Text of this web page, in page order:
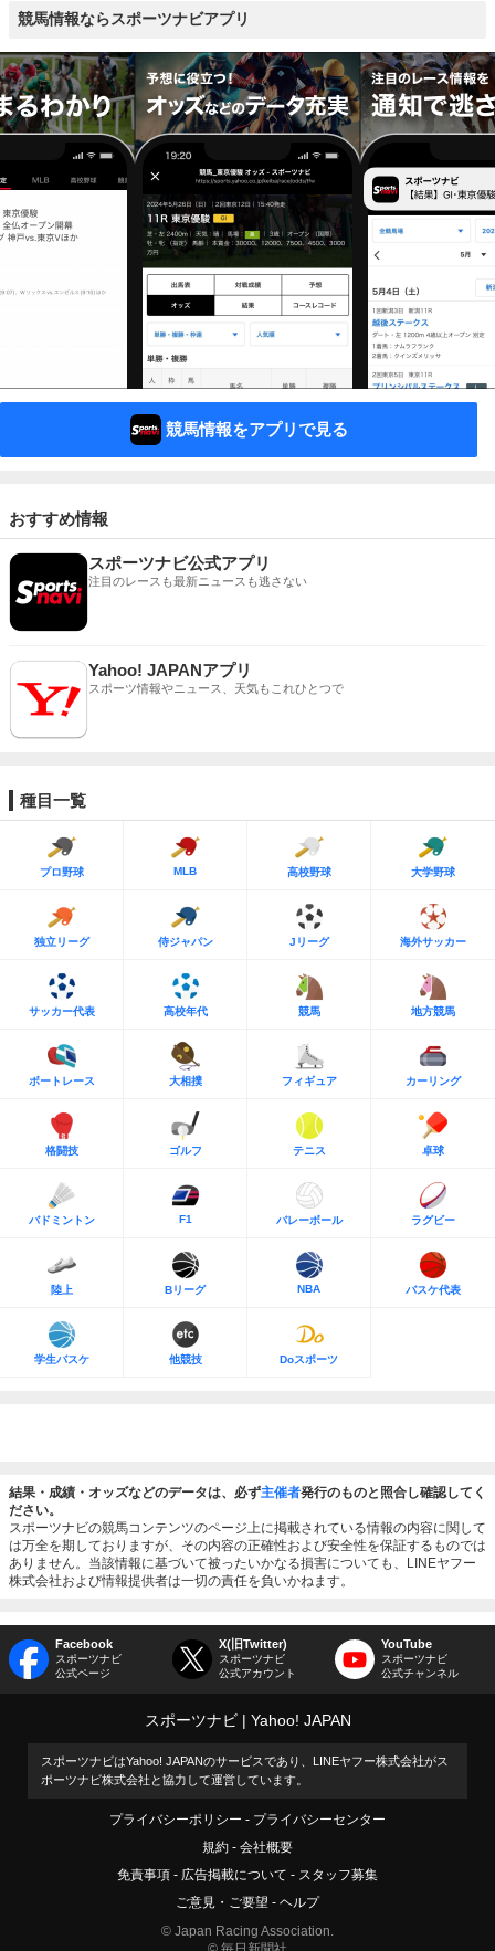
競馬情報ならスポーツナビアプリ
競馬情報をアプリで見る
おすすめ情報
スポーツナビ公式アプリ
注目のレースも最新ニュースも逃さない
Yahoo! JAPANアプリ
スポーツ情報やニュース、天気もこれひとつで
種目一覧
プロ野球 MLB 高校野球 大学野球
独立リーグ 侍ジャパン Jリーグ 海外サッカー
サッカー代表 高校年代 競馬 地方競馬
ボートレース 大相撲 フィギュア カーリング
格闘技 ゴルフ テニス 卓球
バドミントン F1 バレーボール ラグビー
陸上 Bリーグ NBA バスケ代表
学生バスケ 他競技 Doスポーツ
結果・成績・オッズなどのデータは、必ず主催者発行のものと照合し確認してく
ださい。
スポーツナビの競馬コンテンツのページ上に掲載されている情報の内容に関して
は万全を期しておりますが、その内容の正確性および安全性を保証するものでは
ありません。当該情報に基づいて被ったいかなる損害についても、LINEヤフー
株式会社および情報提供者は一切の責任を負いかねます。
Facebook
スポーツナビ
公式ページ
X(旧Twitter)
スポーツナビ
公式アカウント
YouTube
スポーツナビ
公式チャンネル
スポーツナビ Yahoo! JAPAN
スポーツナビはYahoo! JAPANのサービスであり、LINEヤフー株式会社がス
ポーツナビ株式会社と協力して運営しています。
プライバシーポリシー
プライバシーセンター
規約
会社概要
免責事項
広告掲載について
スタッフ募集
ご意見・ご要望
ヘルプ
© Japan Racing Association.